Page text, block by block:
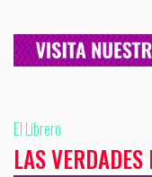
El Librero
LAS